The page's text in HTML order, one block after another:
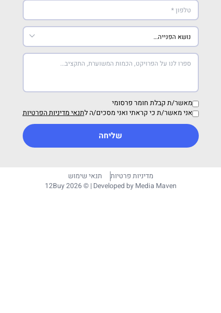
מאשר/ת קבלת חומר פרסומי
אני מאשר/ת כי קראתי ואני מסכים/ה לתנאי מדיניות הפרטיות
שליחה
מדיניות פרטיות
תנאי שימוש
12Buy 2026 © | Developed byMedia Maven